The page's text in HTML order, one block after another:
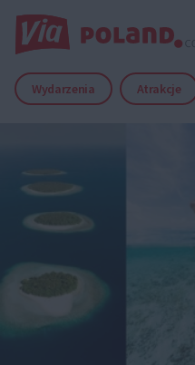
Wydarzenia Atrakcje